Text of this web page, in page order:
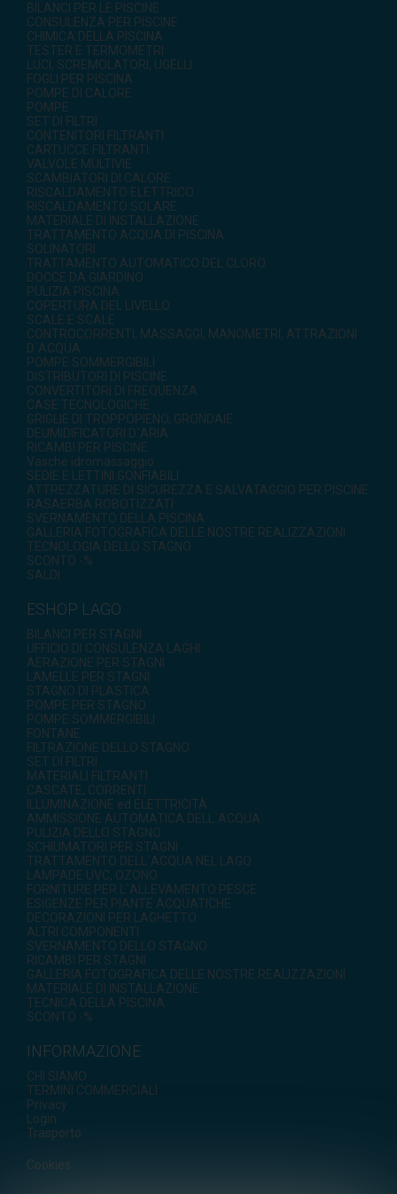
BILANCI PER LE PISCINE
CONSULENZA PER PISCINE
CHIMICA DELLA PISCINA
TESTER E TERMOMETRI
LUCI, SCREMOLATORI, UGELLI
FOGLI PER PISCINA
POMPE DI CALORE
POMPE
SET DI FILTRI
CONTENITORI FILTRANTI
CARTUCCE FILTRANTI
VALVOLE MULTIVIE
SCAMBIATORI DI CALORE
RISCALDAMENTO ELETTRICO
RISCALDAMENTO SOLARE
MATERIALE DI INSTALLAZIONE
TRATTAMENTO ACQUA DI PISCINA
SOLINATORI
TRATTAMENTO AUTOMATICO DEL CLORO
DOCCE DA GIARDINO
PULIZIA PISCINA
COPERTURA DEL LIVELLO
SCALE E SCALE
CONTROCORRENTI, MASSAGGI, MANOMETRI, ATTRAZIONI
D`ACQUA
POMPE SOMMERGIBILI
DISTRIBUTORI DI PISCINE
CONVERTITORI DI FREQUENZA
CASE TECNOLOGICHE
GRIGLIE DI TROPPOPIENO, GRONDAIE
DEUMIDIFICATORI D`ARIA
RICAMBI PER PISCINE
Vasche idromassaggio
SEDIE E LETTINI GONFIABILI
ATTREZZATURE DI SICUREZZA E SALVATAGGIO PER PISCINE
RASAERBA ROBOTIZZATI
SVERNAMENTO DELLA PISCINA
GALLERIA FOTOGRAFICA DELLE NOSTRE REALIZZAZIONI
TECNOLOGIA DELLO STAGNO
SCONTO -%
SALDI
ESHOP LAGO
BILANCI PER STAGNI
UFFICIO DI CONSULENZA LAGHI
AERAZIONE PER STAGNI
LAMELLE PER STAGNI
STAGNO DI PLASTICA
POMPE PER STAGNO
POMPE SOMMERGIBILI
FONTANE
FILTRAZIONE DELLO STAGNO
SET DI FILTRI
MATERIALI FILTRANTI
CASCATE, CORRENTI
ILLUMINAZIONE ed ELETTRICITÀ
AMMISSIONE AUTOMATICA DELL`ACQUA
PULIZIA DELLO STAGNO
SCHIUMATORI PER STAGNI
TRATTAMENTO DELL`ACQUA NEL LAGO
LAMPADE UVC, OZONO
FORNITURE PER L`ALLEVAMENTO PESCE
ESIGENZE PER PIANTE ACQUATICHE
DECORAZIONI PER LAGHETTO
ALTRI COMPONENTI
SVERNAMENTO DELLO STAGNO
RICAMBI PER STAGNI
GALLERIA FOTOGRAFICA DELLE NOSTRE REALIZZAZIONI
MATERIALE DI INSTALLAZIONE
TECNICA DELLA PISCINA
SCONTO -%
INFORMAZIONE
CHI SIAMO
TERMINI COMMERCIALI
Privacy
Login
Trasporto
Cookies